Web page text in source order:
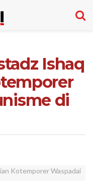
Ishaq
di